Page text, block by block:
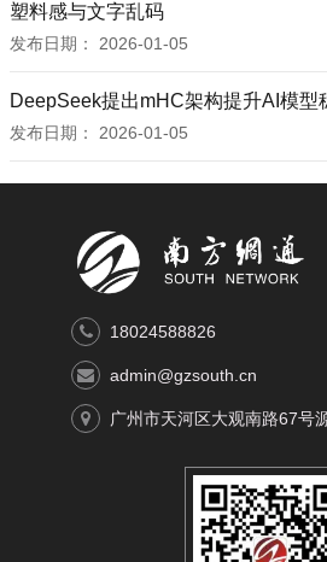
塑料感与文字乱码
发布日期： 2026-01-05
DeepSeek提出mHC架构提升AI模型
发布日期： 2026-01-05
18024588826
admin@gzsouth.cn
广州市天河区大观南路67号